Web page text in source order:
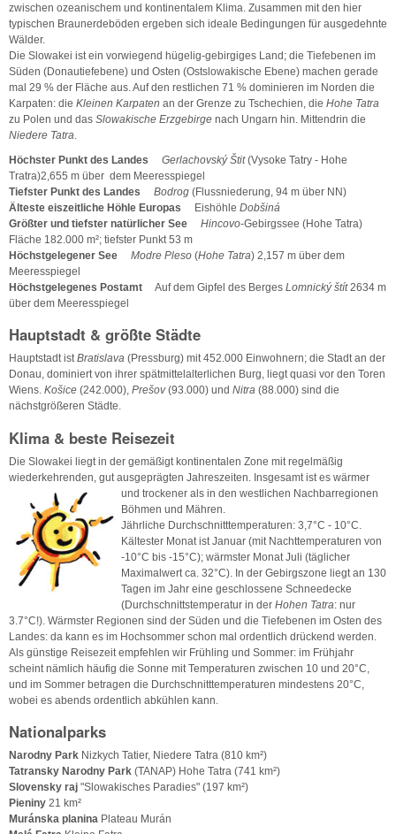
zwischen ozeanischem und kontinentalem Klima. Zusammen mit den hier
typischen Braunerdeböden ergeben sich ideale Bedingungen für ausgedehnte
Wälder.
Die Slowakei ist ein vorwiegend hügelig-gebirgiges Land; die Tiefebenen im
Süden (Donautiefebene) und Osten (Ostslowakische Ebene) machen gerade
mal 29 % der Fläche aus. Auf den restlichen 71 % dominieren im Norden die
Karpaten: die Kleinen Karpaten an der Grenze zu Tschechien, die Hohe Tatra
zu Polen und das Slowakische Erzgebirge nach Ungarn hin. Mittendrin die
Niedere Tatra.
Höchster Punkt des Landes
Gerlachovský Štit(Vysoke Tatry - Hohe
Tratra)2,655 m über dem Meeresspiegel
Tiefster Punkt des Landes
Bodrog (Flussniederung, 94 m über NN)
Älteste eiszeitliche Höhle Europas Eishöhle Dobšiná
Größter und tiefster natürlicher See
Hincovo-Gebirgssee (Hohe Tatra)
Fläche 182.000 m²; tiefster Punkt 53 m
Höchstgelegener See
Modre Pleso (Hohe Tatra) 2,157 m über dem
Meeresspiegel
Höchstgelegenes Postamt
Auf dem Gipfel des Berges Lomnický štít2634 m
über dem Meeresspiegel
Hauptstadt & größte Städte
Hauptstadt istBratislava (Pressburg) mit 452.000 Einwohnern; die Stadt an der
Donau, dominiert von ihrer spätmittelalterlichen Burg, liegt quasi vor den Toren
Wiens. Košice (242.000), Prešov(93.000) und Nitra (88.000) sind die
nächstgrößeren Städte.
Klima & beste Reisezeit
Die Slowakei liegt in der gemäßigt kontinentalen Zone mit regelmäßig
wiederkehrenden, gut ausgeprägten Jahreszeiten. Insgesamt ist es wärmer
und trockener als in den westlichen Nachbarregionen
Böhmen und Mähren.
Jährliche Durchschnitttemperaturen: 3,7°C - 10°C.
Kältester Monat ist Januar (mit Nachttemperaturen von
-10°C bis -15°C); wärmster Monat Juli (täglicher
Maximalwert ca. 32°C). In der Gebirgszone liegt an 130
Tagen im Jahr eine geschlossene Schneedecke
(Durchschnittstemperatur in der Hohen Tatra: nur
3.7°C!). Wärmster Regionen sind der Süden und die Tiefebenen im Osten des
Landes: da kann es im Hochsommer schon mal ordentlich drückend werden.
Als günstige Reisezeit empfehlen wir Frühling und Sommer: im Frühjahr
scheint nämlich häufig die Sonne mit Temperaturen zwischen 10 und 20°C,
und im Sommer betragen die Durchschnitttemperaturen mindestens 20°C,
wobei es abends ordentlich abkühlen kann.
Nationalparks
Narodny Park Nizkych Tatier, Niedere Tatra (810 km²)
Tatransky Narodny Park (TANAP) Hohe Tatra (741 km²)
Slovensky raj "Slowakisches Paradies" (197 km²)
Pieniny 21 km²
Muránska planina Plateau Murán